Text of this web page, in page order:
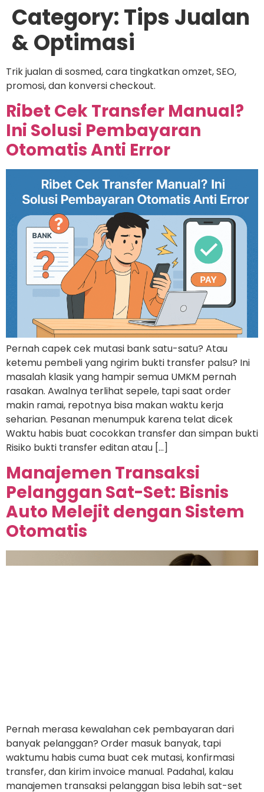
Category:Tips Jualan
& Optimasi
Trik jualan di sosmed, cara tingkatkan omzet, SEO,
promosi, dan konversi checkout.
Ribet Cek Transfer Manual?
Ini Solusi Pembayaran
Otomatis Anti Error
Pernah capek cek mutasi bank satu-satu? Atau
ketemu pembeli yang ngirim bukti transfer palsu? Ini
masalah klasik yang hampir semua UMKM pernah
rasakan. Awalnya terlihat sepele, tapi saat order
makin ramai, repotnya bisa makan waktu kerja
seharian. Pesanan menumpuk karena telat dicek
Waktu habis buat cocokkan transfer dan simpan bukti
Risiko bukti transfer editan atau […]
Manajemen Transaksi
Pelanggan Sat-Set: Bisnis
Auto Melejit dengan Sistem
Otomatis
Pernah merasa kewalahan cek pembayaran dari
banyak pelanggan? Order masuk banyak, tapi
waktumu habis cuma buat cek mutasi, konfirmasi
transfer, dan kirim invoice manual. Padahal, kalau
manajemen transaksi pelanggan bisa lebih sat-set